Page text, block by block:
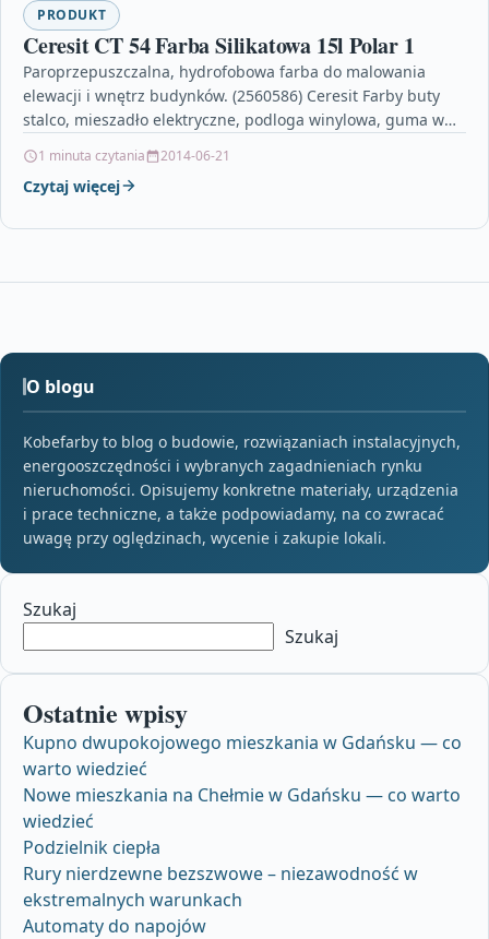
PRODUKT
Ceresit CT 54 Farba Silikatowa 15l Polar 1
Paroprzepuszczalna, hydrofobowa farba do malowania
elewacji i wnętrz budynków. (2560586) Ceresit Farby buty
stalco, mieszadło elektryczne, podloga winylowa, guma w
1 minuta czytania 2014-06-21
Czytaj więcej
O blogu
Kobefarby to blog o budowie, rozwiązaniach instalacyjnych,
energooszczędności i wybranych zagadnieniach rynku
nieruchomości. Opisujemy konkretne materiały, urządzenia
i prace techniczne, a także podpowiadamy, na co zwracać
uwagę przy oględzinach, wycenie i zakupie lokali.
Szukaj
Szukaj
Ostatnie wpisy
Kupno dwupokojowego mieszkania w Gdańsku — co
warto wiedzieć
Nowe mieszkania na Chełmie w Gdańsku — co warto
wiedzieć
Podzielnik ciepła
Rury nierdzewne bezszwowe – niezawodność w
ekstremalnych warunkach
Automaty do napojów